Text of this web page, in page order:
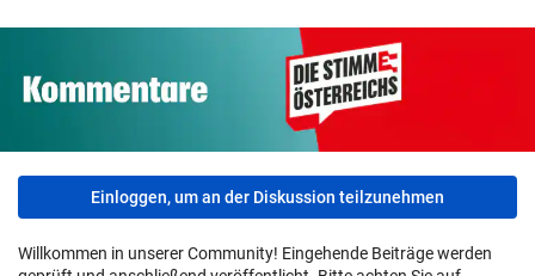
Einloggen, um an der Diskussion teilzunehmen
Willkommen in unserer Community! Eingehende Beiträge werden